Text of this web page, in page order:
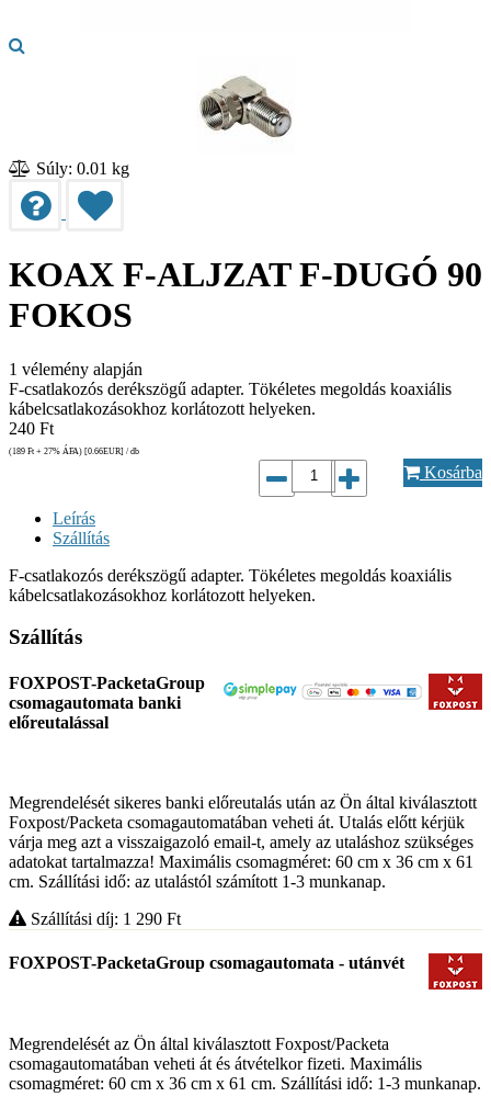
Súly: 0.01 kg
KOAX F-ALJZAT F-DUGÓ 90
FOKOS
1 vélemény alapján
F-csatlakozós derékszögű adapter. Tökéletes megoldás koaxiális
kábelcsatlakozásokhoz korlátozott helyeken.
240 Ft
(189 Ft + 27% ÁFA) [0.66EUR] / db
Kosárba
Leírás
Szállítás
F-csatlakozós derékszögű adapter. Tökéletes megoldás koaxiális
kábelcsatlakozásokhoz korlátozott helyeken.
Szállítás
FOXPOST-PacketaGroup
csomagautomata banki
előreutalással
Megrendelését sikeres banki előreutalás után az Ön által kiválasztott
Foxpost/Packeta csomagautomatában veheti át. Utalás előtt kérjük
várja meg azt a visszaigazoló email-t, amely az utaláshoz szükséges
adatokat tartalmazza! Maximális csomagméret: 60 cm x 36 cm x 61
cm. Szállítási idő: az utalástól számított 1-3 munkanap.
Szállítási díj: 1 290 Ft
FOXPOST-PacketaGroup csomagautomata - utánvét
Megrendelését az Ön által kiválasztott Foxpost/Packeta
csomagautomatában veheti át és átvételkor fizeti. Maximális
csomagméret: 60 cm x 36 cm x 61 cm. Szállítási idő: 1-3 munkanap.